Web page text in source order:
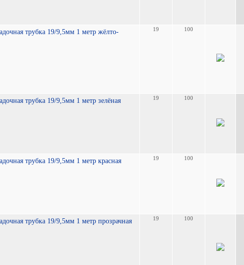
трубка 19/9,5мм 1 метр жёлто-
19 100
трубка 19/9,5мм 1 метр зелёная 19 100
трубка 19/9,5мм 1 метр красная 19 100
трубка 19/9,5мм 1 метр прозрачная 19 100